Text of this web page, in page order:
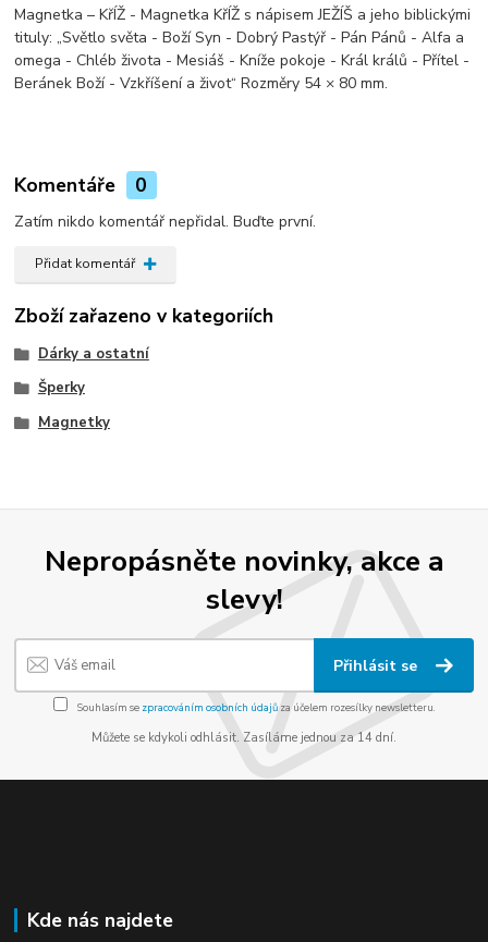
Magnetka – KřÍŽ - Magnetka KřÍŽ s nápisem JEŽÍŠ a jeho biblickými
tituly: „Světlo světa - Boží Syn - Dobrý Pastýř - Pán Pánů - Alfa a
omega - Chléb života - Mesiáš - Kníže pokoje - Král králů - Přítel -
Beránek Boží - Vzkříšení a život“ Rozměry 54 × 80 mm.
Komentáře 0
Zatím nikdo komentář nepřidal. Buďte první.
Přidat komentář
Zboží zařazeno v kategoriích
Dárky a ostatní
Šperky
Magnetky
Nepropásněte novinky, akce a
slevy!
Přihlásit se
Souhlasím se zpracováním osobních údajůza účelem rozesílky newsletteru.
Můžete se kdykoli odhlásit. Zasíláme jednou za 14 dní.
Kde nás najdete